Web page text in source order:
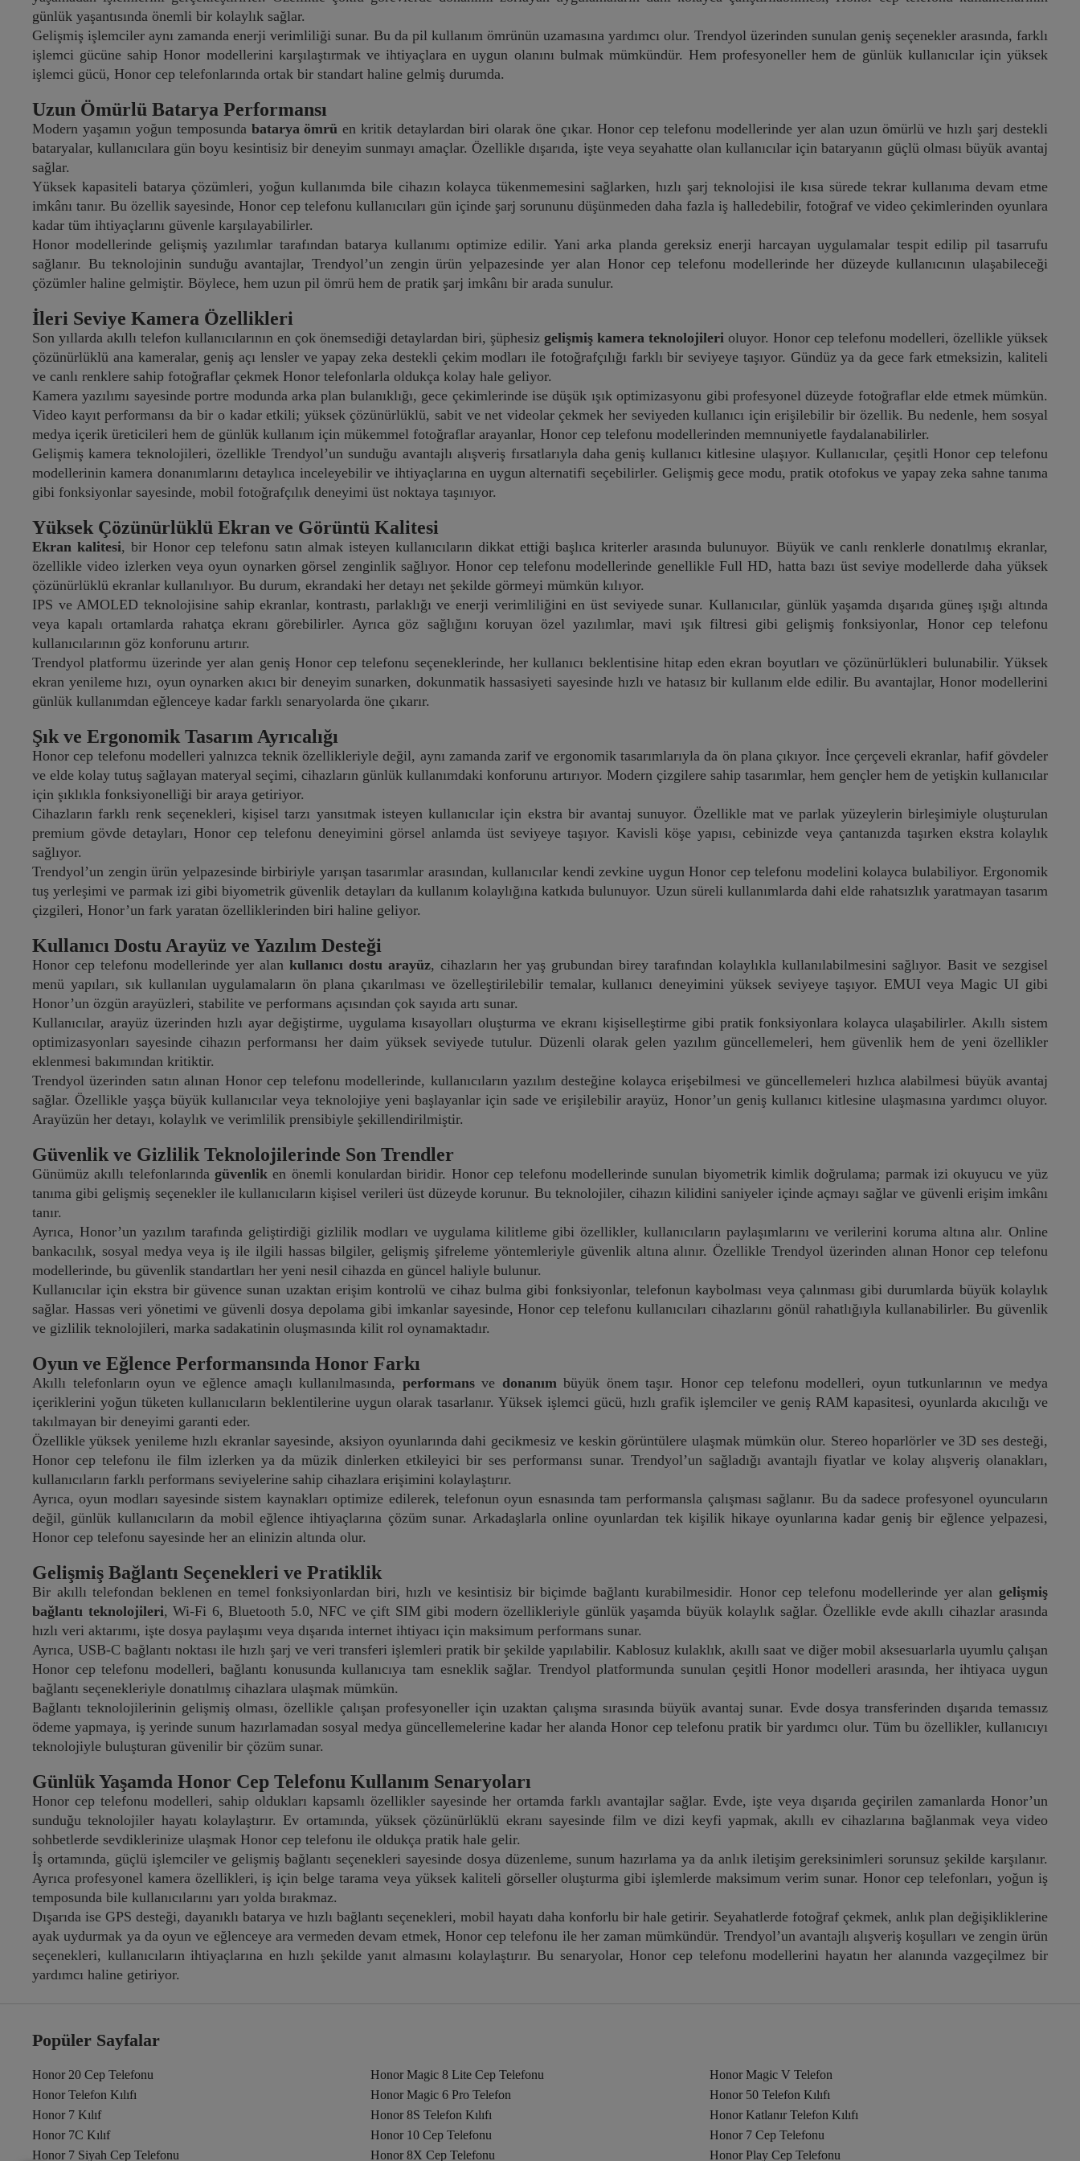
günlük yaşantısında önemli bir kolaylık sağlar.
Gelişmiş işlemciler aynı zamanda enerji verimliliği sunar. Bu da pil kullanım ömrünün uzamasına yardımcı olur. Trendyol üzerinden sunulan geniş seçenekler arasında, farklı
işlemci gücüne sahip Honor modellerini karşılaştırmak ve ihtiyaçlara en uygun olanını bulmak mümkündür. Hem profesyoneller hem de günlük kullanıcılar için yüksek
işlemci gücü, Honor cep telefonlarında ortak bir standart haline gelmiş durumda.
Uzun Ömürlü Batarya Performansı
Modern yaşamın yoğun temposunda batarya ömrü en kritik detaylardan biri olarak öne çıkar. Honor cep telefonu modellerinde yer alan uzun ömürlü ve hızlı şarj destekli
bataryalar, kullanıcılara gün boyu kesintisiz bir deneyim sunmayı amaçlar. Özellikle dışarıda, işte veya seyahatte olan kullanıcılar için bataryanın güçlü olması büyük avantaj
sağlar.
Yüksek kapasiteli batarya çözümleri, yoğun kullanımda bile cihazın kolayca tükenmemesini sağlarken, hızlı şarj teknolojisi ile kısa sürede tekrar kullanıma devam etme
imkânı tanır. Bu özellik sayesinde, Honor cep telefonu kullanıcıları gün içinde şarj sorununu düşünmeden daha fazla iş halledebilir, fotoğraf ve video çekimlerinden oyunlara
kadar tüm ihtiyaçlarını güvenle karşılayabilirler.
Honor modellerinde gelişmiş yazılımlar tarafından batarya kullanımı optimize edilir. Yani arka planda gereksiz enerji harcayan uygulamalar tespit edilip pil tasarrufu
sağlanır. Bu teknolojinin sunduğu avantajlar, Trendyol’un zengin ürün yelpazesinde yer alan Honor cep telefonu modellerinde her düzeyde kullanıcının ulaşabileceği
çözümler haline gelmiştir. Böylece, hem uzun pil ömrü hem de pratik şarj imkânı bir arada sunulur.
İleri Seviye Kamera Özellikleri
Son yıllarda akıllı telefon kullanıcılarının en çok önemsediği detaylardan biri, şüphesiz gelişmiş kamera teknolojileri oluyor. Honor cep telefonu modelleri, özellikle yüksek
çözünürlüklü ana kameralar, geniş açı lensler ve yapay zeka destekli çekim modları ile fotoğrafçılığı farklı bir seviyeye taşıyor. Gündüz ya da gece fark etmeksizin, kaliteli
ve canlı renklere sahip fotoğraflar çekmek Honor telefonlarla oldukça kolay hale geliyor.
Kamera yazılımı sayesinde portre modunda arka plan bulanıklığı, gece çekimlerinde ise düşük ışık optimizasyonu gibi profesyonel düzeyde fotoğraflar elde etmek mümkün.
Video kayıt performansı da bir o kadar etkili; yüksek çözünürlüklü, sabit ve net videolar çekmek her seviyeden kullanıcı için erişilebilir bir özellik. Bu nedenle, hem sosyal
medya içerik üreticileri hem de günlük kullanım için mükemmel fotoğraflar arayanlar, Honor cep telefonu modellerinden memnuniyetle faydalanabilirler.
Gelişmiş kamera teknolojileri, özellikle Trendyol’un sunduğu avantajlı alışveriş fırsatlarıyla daha geniş kullanıcı kitlesine ulaşıyor. Kullanıcılar, çeşitli Honor cep telefonu
modellerinin kamera donanımlarını detaylıca inceleyebilir ve ihtiyaçlarına en uygun alternatifi seçebilirler. Gelişmiş gece modu, pratik otofokus ve yapay zeka sahne tanıma
gibi fonksiyonlar sayesinde, mobil fotoğrafçılık deneyimi üst noktaya taşınıyor.
Yüksek Çözünürlüklü Ekran ve Görüntü Kalitesi
Ekran kalitesi, bir Honor cep telefonu satın almak isteyen kullanıcıların dikkat ettiği başlıca kriterler arasında bulunuyor. Büyük ve canlı renklerle donatılmış ekranlar,
özellikle video izlerken veya oyun oynarken görsel zenginlik sağlıyor. Honor cep telefonu modellerinde genellikle Full HD, hatta bazı üst seviye modellerde daha yüksek
çözünürlüklü ekranlar kullanılıyor. Bu durum, ekrandaki her detayı net şekilde görmeyi mümkün kılıyor.
IPS ve AMOLED teknolojisine sahip ekranlar, kontrastı, parlaklığı ve enerji verimliliğini en üst seviyede sunar. Kullanıcılar, günlük yaşamda dışarıda güneş ışığı altında
veya kapalı ortamlarda rahatça ekranı görebilirler. Ayrıca göz sağlığını koruyan özel yazılımlar, mavi ışık filtresi gibi gelişmiş fonksiyonlar, Honor cep telefonu
kullanıcılarının göz konforunu artırır.
Trendyol platformu üzerinde yer alan geniş Honor cep telefonu seçeneklerinde, her kullanıcı beklentisine hitap eden ekran boyutları ve çözünürlükleri bulunabilir. Yüksek
ekran yenileme hızı, oyun oynarken akıcı bir deneyim sunarken, dokunmatik hassasiyeti sayesinde hızlı ve hatasız bir kullanım elde edilir. Bu avantajlar, Honor modellerini
günlük kullanımdan eğlenceye kadar farklı senaryolarda öne çıkarır.
Şık ve Ergonomik Tasarım Ayrıcalığı
Honor cep telefonu modelleri yalnızca teknik özellikleriyle değil, aynı zamanda zarif ve ergonomik tasarımlarıyla da ön plana çıkıyor. İnce çerçeveli ekranlar, hafif gövdeler
ve elde kolay tutuş sağlayan materyal seçimi, cihazların günlük kullanımdaki konforunu artırıyor. Modern çizgilere sahip tasarımlar, hem gençler hem de yetişkin kullanıcılar
için şıklıkla fonksiyonelliği bir araya getiriyor.
Cihazların farklı renk seçenekleri, kişisel tarzı yansıtmak isteyen kullanıcılar için ekstra bir avantaj sunuyor. Özellikle mat ve parlak yüzeylerin birleşimiyle oluşturulan
premium gövde detayları, Honor cep telefonu deneyimini görsel anlamda üst seviyeye taşıyor. Kavisli köşe yapısı, cebinizde veya çantanızda taşırken ekstra kolaylık
sağlıyor.
Trendyol’un zengin ürün yelpazesinde birbiriyle yarışan tasarımlar arasından, kullanıcılar kendi zevkine uygun Honor cep telefonu modelini kolayca bulabiliyor. Ergonomik
tuş yerleşimi ve parmak izi gibi biyometrik güvenlik detayları da kullanım kolaylığına katkıda bulunuyor. Uzun süreli kullanımlarda dahi elde rahatsızlık yaratmayan tasarım
çizgileri, Honor’un fark yaratan özelliklerinden biri haline geliyor.
Kullanıcı Dostu Arayüz ve Yazılım Desteği
Honor cep telefonu modellerinde yer alan kullanıcı dostu arayüz, cihazların her yaş grubundan birey tarafından kolaylıkla kullanılabilmesini sağlıyor. Basit ve sezgisel
menü yapıları, sık kullanılan uygulamaların ön plana çıkarılması ve özelleştirilebilir temalar, kullanıcı deneyimini yüksek seviyeye taşıyor. EMUI veya Magic UI gibi
Honor’un özgün arayüzleri, stabilite ve performans açısından çok sayıda artı sunar.
Kullanıcılar, arayüz üzerinden hızlı ayar değiştirme, uygulama kısayolları oluşturma ve ekranı kişiselleştirme gibi pratik fonksiyonlara kolayca ulaşabilirler. Akıllı sistem
optimizasyonları sayesinde cihazın performansı her daim yüksek seviyede tutulur. Düzenli olarak gelen yazılım güncellemeleri, hem güvenlik hem de yeni özellikler
eklenmesi bakımından kritiktir.
Trendyol üzerinden satın alınan Honor cep telefonu modellerinde, kullanıcıların yazılım desteğine kolayca erişebilmesi ve güncellemeleri hızlıca alabilmesi büyük avantaj
sağlar. Özellikle yaşça büyük kullanıcılar veya teknolojiye yeni başlayanlar için sade ve erişilebilir arayüz, Honor’un geniş kullanıcı kitlesine ulaşmasına yardımcı oluyor.
Arayüzün her detayı, kolaylık ve verimlilik prensibiyle şekillendirilmiştir.
Güvenlik ve Gizlilik Teknolojilerinde Son Trendler
Günümüz akıllı telefonlarındagüvenlik en önemli konulardan biridir. Honor cep telefonu modellerinde sunulan biyometrik kimlik doğrulama; parmak izi okuyucu ve yüz
tanıma gibi gelişmiş seçenekler ile kullanıcıların kişisel verileri üst düzeyde korunur. Bu teknolojiler, cihazın kilidini saniyeler içinde açmayı sağlar ve güvenli erişim imkânı
tanır.
Ayrıca, Honor’un yazılım tarafında geliştirdiği gizlilik modları ve uygulama kilitleme gibi özellikler, kullanıcıların paylaşımlarını ve verilerini koruma altına alır. Online
bankacılık, sosyal medya veya iş ile ilgili hassas bilgiler, gelişmiş şifreleme yöntemleriyle güvenlik altına alınır. Özellikle Trendyol üzerinden alınan Honor cep telefonu
modellerinde, bu güvenlik standartları her yeni nesil cihazda en güncel haliyle bulunur.
Kullanıcılar için ekstra bir güvence sunan uzaktan erişim kontrolü ve cihaz bulma gibi fonksiyonlar, telefonun kaybolması veya çalınması gibi durumlarda büyük kolaylık
sağlar. Hassas veri yönetimi ve güvenli dosya depolama gibi imkanlar sayesinde, Honor cep telefonu kullanıcıları cihazlarını gönül rahatlığıyla kullanabilirler. Bu güvenlik
ve gizlilik teknolojileri, marka sadakatinin oluşmasında kilit rol oynamaktadır.
Oyun ve Eğlence Performansında Honor Farkı
Akıllı telefonların oyun ve eğlence amaçlı kullanılmasında, performansve donanımbüyük önem taşır. Honor cep telefonu modelleri, oyun tutkunlarının ve medya
içeriklerini yoğun tüketen kullanıcıların beklentilerine uygun olarak tasarlanır. Yüksek işlemci gücü, hızlı grafik işlemciler ve geniş RAM kapasitesi, oyunlarda akıcılığı ve
takılmayan bir deneyimi garanti eder.
Özellikle yüksek yenileme hızlı ekranlar sayesinde, aksiyon oyunlarında dahi gecikmesiz ve keskin görüntülere ulaşmak mümkün olur. Stereo hoparlörler ve 3D ses desteği,
Honor cep telefonu ile film izlerken ya da müzik dinlerken etkileyici bir ses performansı sunar. Trendyol’un sağladığı avantajlı fiyatlar ve kolay alışveriş olanakları,
kullanıcıların farklı performans seviyelerine sahip cihazlara erişimini kolaylaştırır.
Ayrıca, oyun modları sayesinde sistem kaynakları optimize edilerek, telefonun oyun esnasında tam performansla çalışması sağlanır. Bu da sadece profesyonel oyuncuların
değil, günlük kullanıcıların da mobil eğlence ihtiyaçlarına çözüm sunar. Arkadaşlarla online oyunlardan tek kişilik hikaye oyunlarına kadar geniş bir eğlence yelpazesi,
Honor cep telefonu sayesinde her an elinizin altında olur.
Gelişmiş Bağlantı Seçenekleri ve Pratiklik
Bir akıllı telefondan beklenen en temel fonksiyonlardan biri, hızlı ve kesintisiz bir biçimde bağlantı kurabilmesidir. Honor cep telefonu modellerinde yer alan gelişmiş
bağlantı teknolojileri, Wi-Fi 6, Bluetooth 5.0, NFC ve çift SIM gibi modern özellikleriyle günlük yaşamda büyük kolaylık sağlar. Özellikle evde akıllı cihazlar arasında
hızlı veri aktarımı, işte dosya paylaşımı veya dışarıda internet ihtiyacı için maksimum performans sunar.
Ayrıca, USB-C bağlantı noktası ile hızlı şarj ve veri transferi işlemleri pratik bir şekilde yapılabilir. Kablosuz kulaklık, akıllı saat ve diğer mobil aksesuarlarla uyumlu çalışan
Honor cep telefonu modelleri, bağlantı konusunda kullanıcıya tam esneklik sağlar. Trendyol platformunda sunulan çeşitli Honor modelleri arasında, her ihtiyaca uygun
bağlantı seçenekleriyle donatılmış cihazlara ulaşmak mümkün.
Bağlantı teknolojilerinin gelişmiş olması, özellikle çalışan profesyoneller için uzaktan çalışma sırasında büyük avantaj sunar. Evde dosya transferinden dışarıda temassız
ödeme yapmaya, iş yerinde sunum hazırlamadan sosyal medya güncellemelerine kadar her alanda Honor cep telefonu pratik bir yardımcı olur. Tüm bu özellikler, kullanıcıyı
teknolojiyle buluşturan güvenilir bir çözüm sunar.
Günlük Yaşamda Honor Cep Telefonu Kullanım Senaryoları
Honor cep telefonu modelleri, sahip oldukları kapsamlı özellikler sayesinde her ortamda farklı avantajlar sağlar. Evde, işte veya dışarıda geçirilen zamanlarda Honor’un
sunduğu teknolojiler hayatı kolaylaştırır. Ev ortamında, yüksek çözünürlüklü ekranı sayesinde film ve dizi keyfi yapmak, akıllı ev cihazlarına bağlanmak veya video
sohbetlerde sevdiklerinize ulaşmak Honor cep telefonu ile oldukça pratik hale gelir.
İş ortamında, güçlü işlemciler ve gelişmiş bağlantı seçenekleri sayesinde dosya düzenleme, sunum hazırlama ya da anlık iletişim gereksinimleri sorunsuz şekilde karşılanır.
Ayrıca profesyonel kamera özellikleri, iş için belge tarama veya yüksek kaliteli görseller oluşturma gibi işlemlerde maksimum verim sunar. Honor cep telefonları, yoğun iş
temposunda bile kullanıcılarını yarı yolda bırakmaz.
Dışarıda ise GPS desteği, dayanıklı batarya ve hızlı bağlantı seçenekleri, mobil hayatı daha konforlu bir hale getirir. Seyahatlerde fotoğraf çekmek, anlık plan değişikliklerine
ayak uydurmak ya da oyun ve eğlenceye ara vermeden devam etmek, Honor cep telefonu ile her zaman mümkündür. Trendyol’un avantajlı alışveriş koşulları ve zengin ürün
seçenekleri, kullanıcıların ihtiyaçlarına en hızlı şekilde yanıt almasını kolaylaştırır. Bu senaryolar, Honor cep telefonu modellerini hayatın her alanında vazgeçilmez bir
yardımcı haline getiriyor.
Popüler Sayfalar
Honor 20 Cep Telefonu Honor Magic 8 Lite Cep Telefonu
Honor Magic V Telefon
Honor Telefon Kılıfı
Honor Magic 6 Pro Telefon
Honor 50 Telefon Kılıfı
Honor 7 Kılıf
Honor 8S Telefon Kılıfı
Honor Katlanır Telefon Kılıfı
Honor 7C Kılıf
Honor 10 Cep Telefonu
Honor 7 Cep Telefonu
Honor 7 Siyah Cep Telefonu
Honor 8X Cep Telefonu Honor Play Cep Telefonu